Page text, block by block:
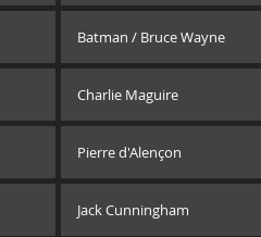
Batman / Bruce Wayne
Charlie Maguire
Pierre d'Alençon
Jack Cunningham